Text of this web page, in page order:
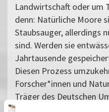
Landwirtschaft oder um
denn: Natürliche Moore
Staubsauger, allerdings
sind. Werden sie
Jahrtausende
Diesen Prozess
Forscher*innen und
Träger des Deutschen
Joosten zum Ziel